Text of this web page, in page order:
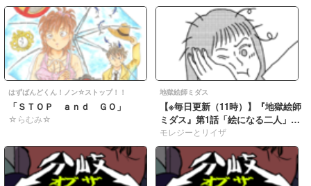
はずばんどくん！ノン☆ストップ！！
「ＳＴＯＰ ａｎｄ ＧＯ」
☆らむみ☆
地獄絵師ミダス
【※毎日更新（11時）】『地獄絵師
ミダス』第1話「絵になる二人」
050
モレジーとリイザ